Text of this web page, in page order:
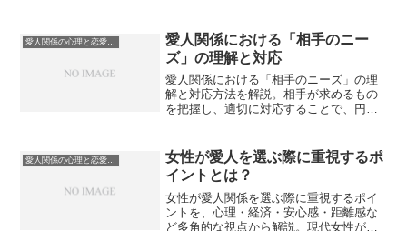
愛人関係の心理と恋愛感情
愛人関係における「相手のニー
ズ」の理解と対応
愛人関係における「相手のニーズ」の理
解と対応方法を解説。相手が求めるもの
を把握し、適切に対応することで、円滑
女性が愛人を選ぶ際に重視するポ
イントとは？
女性が愛人関係を選ぶ際に重視するポイ
ントを、心理・経済・安心感・距離感な
ど多角的な視点から解説。現代女性が求